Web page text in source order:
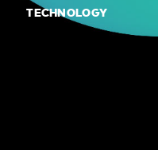
TECHNOLOGY